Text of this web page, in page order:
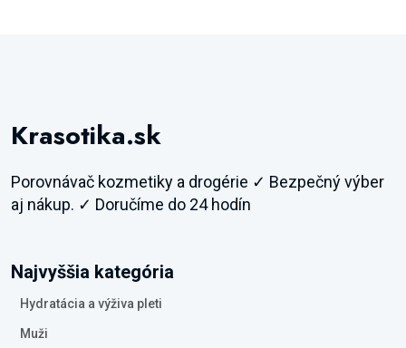
Krasotika.sk
Porovnávač kozmetiky a drogérie ✓ Bezpečný výber
aj nákup. ✓ Doručíme do 24 hodín
Najvyššia kategória
Hydratácia a výživa pleti
Muži